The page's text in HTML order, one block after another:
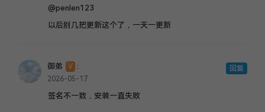
@penlen123
以后别几把更新这个了，一天一更新
御弟 V :
2026-05-17
签名不一致，安装一直失败
回复